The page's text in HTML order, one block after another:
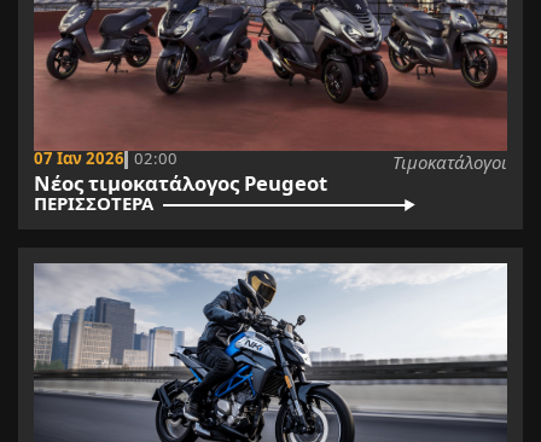
07 Ιαν 2026 02:00 Τιμοκατάλογοι
Νέος τιμοκατάλογος Peugeot
ΠΕΡΙΣΣΟΤΕΡΑ